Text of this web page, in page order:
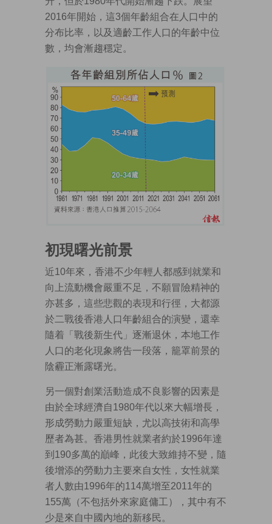
2016年開始，這3個年齡組合在人口中的
分布比率，以及適齡工作人口的年齡中位
數，均會漸趨穩定。
初現曙光前景
近10年來，香港不少年輕人都感到就業和
向上流動機會嚴重不足，不願冒險精神的
亦甚多，這些悲觀的表現和行徑，大都源
於二戰後香港人口年齡組合的演變，還幸
隨着「戰後新生代」逐漸退休，本地工作
人口的老化現象將告一段落，籠罩前景的
陰霾正漸露曙光。
另一個對創業活動造成不良影響的因素是
由於全球經濟自1980年代以來大幅增長，
形成勞動力嚴重短缺，尤以高技術和高學
歷者為甚。香港男性就業者約於1996年達
到190多萬的巔峰，此後大致維持不變，隨
後增添的勞動力主要來自女性，女性就業
者人數由1996年的114萬增至2011年的
155萬（不包括外來家庭傭工），其中有不
少是來自中國內地的新移民。